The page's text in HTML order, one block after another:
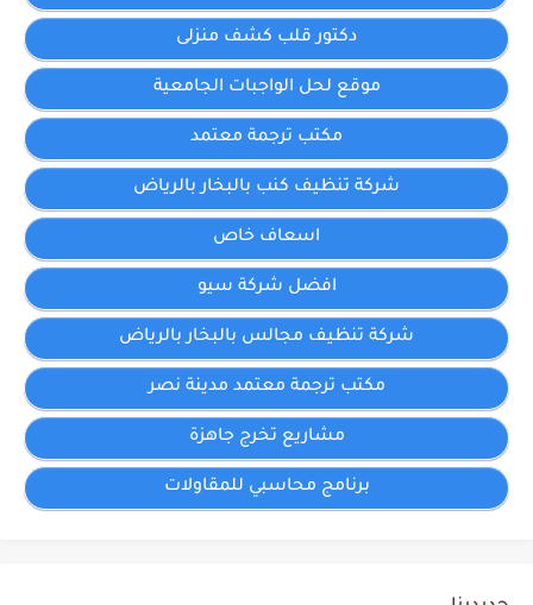
دكتور قلب كشف منزلى
موقع لحل الواجبات الجامعية
مكتب ترجمة معتمد
شركة تنظيف كنب بالبخار بالرياض
اسعاف خاص
افضل شركة سيو
شركة تنظيف مجالس بالبخار بالرياض
مكتب ترجمة معتمد مدينة نصر
مشاريع تخرج جاهزة
برنامج محاسبي للمقاولات